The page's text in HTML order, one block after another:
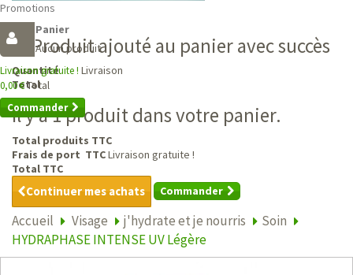
Promotions
Panier
Aucun produit
Livraison gratuite ! Livraison
0,00 €Total
Commander
Produit ajouté au panier avec succès
Quantité
Total
Il y a 1 produit dans votre panier.
Total produits TTC
Frais de port TTCLivraison gratuite !
Total TTC
Continuer mes achats Commander
Accueil Visage j'hydrate et je nourris
Soin
HYDRAPHASE INTENSE UV Légère